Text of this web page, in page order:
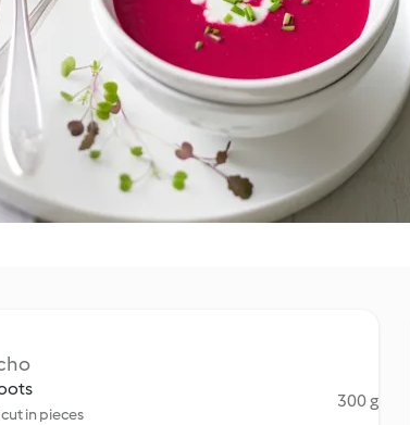
in pieces
300 g